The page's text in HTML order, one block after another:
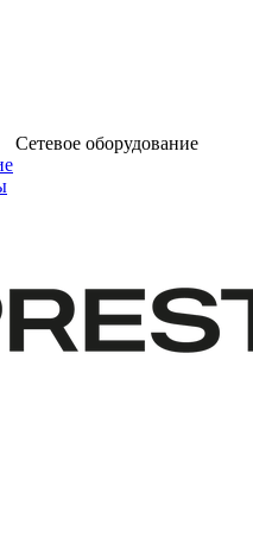
Сетевое оборудование